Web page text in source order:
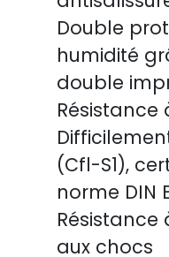
Double
humidité
double
Résistance
(Cfl-S1),
norme DIN
Résistance
aux chocs